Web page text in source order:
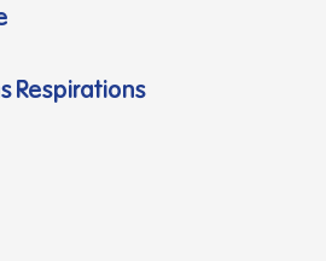
Respirations